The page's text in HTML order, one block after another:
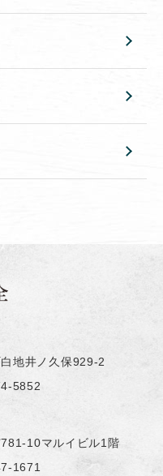
地井ノ久保929-2
5852
10マルイビル1階
1671